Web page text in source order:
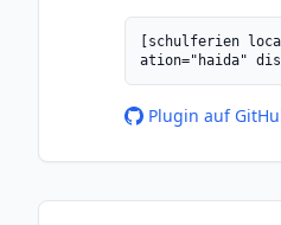
[schulferien
ation="haida"
Plugin auf